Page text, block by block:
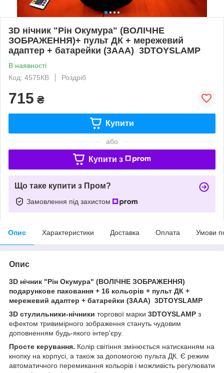
3D нічник "Рін Окумура" (ВОЛІЧНЕ
ЗОБРАЖЕННЯ)+ пульт ДК + мережевий
адаптер + батарейки (3ААА) 3DTOYSLAMP
В наявності
Код: 4575КВ
Роздріб
715 ₴
Купити
або
Купити з
Що таке купити з Пром?
Замовлення під захистом
Опис Характеристики Доставка Оплата Умови
Опис
3D нічник "Рін Окумура" (ВОЛІЧНЕ ЗОБРАЖЕННЯ)
подарункове паковання + 16 кольорів + пульт ДК +
мережевий адаптер + батарейки (3ААА) 3DTOYSLAMP
3D стулильники-нічники торгової марки 3DTOYSLAMP з
ефектом тривимірного зображення стануть чудовим
доповненням будь-якого інтер'єру.
Просте керування. Колір світіння змінюється натисканням на
кнопку на корпусі, а також за допомогою пульта ДК. Є режим
автоматичного перемикання кольорів і можливість регулювати